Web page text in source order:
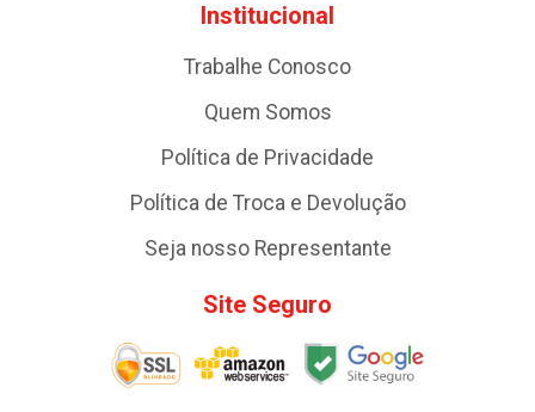
Institucional
Trabalhe Conosco
Quem Somos
Política de Privacidade
Política de Troca e Devolução
Seja nosso Representante
Site Seguro